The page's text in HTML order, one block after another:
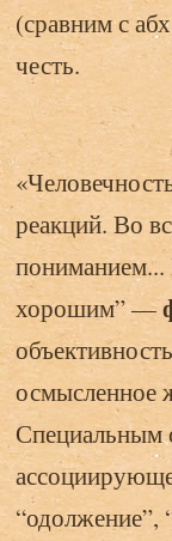
(сравним с
честь.
реакций. Во
пониманием...
хорошим” —
осмысленное
Специальным
“одолжение”,